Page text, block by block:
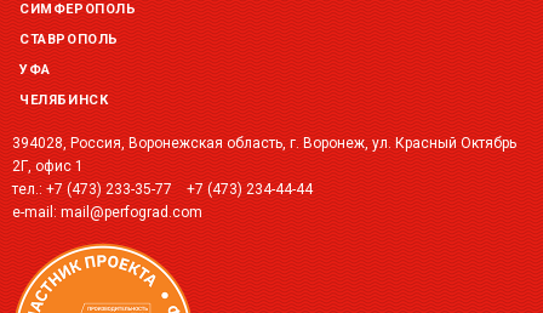
СИМФЕРОПОЛЬ
СТАВРОПОЛЬ
УФА
ЧЕЛЯБИНСК
394028, Россия, Воронежская область, г. Воронеж, ул. Красный Октябрь
2Г, офис 1
тел.:+7 (473) 233-35-77
+7 (473) 234-44-44
e-mail:mail@perfograd.com